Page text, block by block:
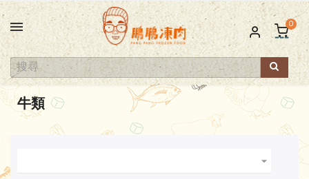
0
牛類
